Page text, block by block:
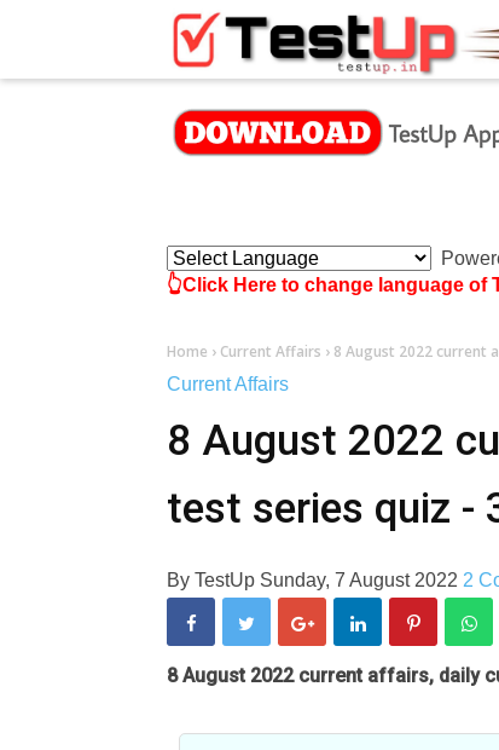
👆Click Here to change language of
Home › Current Affairs › 8 August 2022 current
Current Affairs
8 August 2022
test series quiz -
By TestUp Sunday, 7 August 2022 2
8 August 2022 current affairs, daily